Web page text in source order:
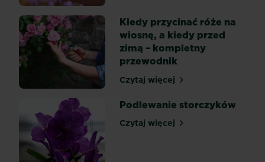
Kiedy przycinać róże na
wiosnę, a kiedy przed
zimą – kompletny
przewodnik
Czytaj więcejKiedy przycinać róże na
Podlewanie storczyków
Czytaj więcejPodlewanie storczyków